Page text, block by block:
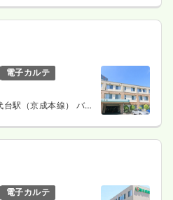
一時募集休止
32万円以上可
詳細を見る
電子カルテ
台駅（京成本線） バス
電子カルテ